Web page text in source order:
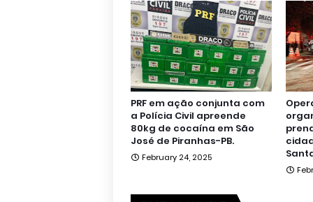
PRF em ação conjunta com
a Polícia Civil apreende
80kg de cocaína em São
José de Piranhas-PB.
February 24, 2025